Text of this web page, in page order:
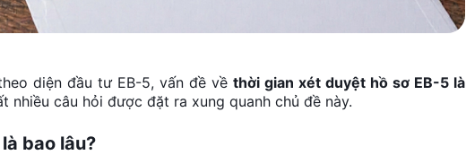
diện đầu tư EB-5, vấn đề về thời gian xét duyệt hồ sơ EB-5 là
nhiều câu hỏi được đặt ra xung quanh chủ đề này.
bao lâu?